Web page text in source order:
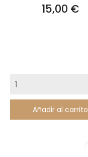
Precio
15,00 €
Añadir al carrito